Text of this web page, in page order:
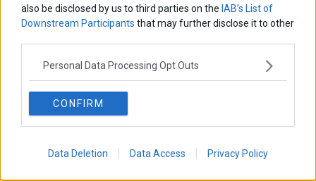
also be disclosed by us to third parties on the IAB’s List of
Downstream Participants that may further disclose it to other
Personal Data Processing Opt Outs
CONFIRM
Data Deletion Data Access Privacy Policy